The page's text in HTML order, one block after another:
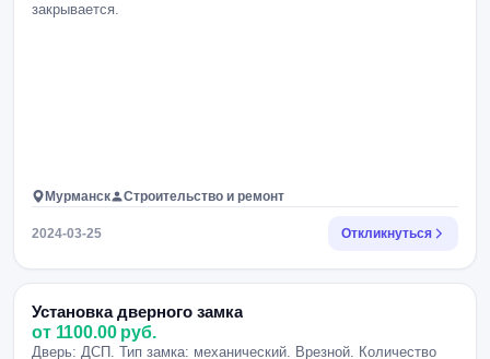
закрывается.
Мурманск Строительство и ремонт
2024-03-25 Откликнуться
Установка дверного замка
от 1100.00 руб.
Дверь: ДСП. Тип замка: механический. Врезной. Количество